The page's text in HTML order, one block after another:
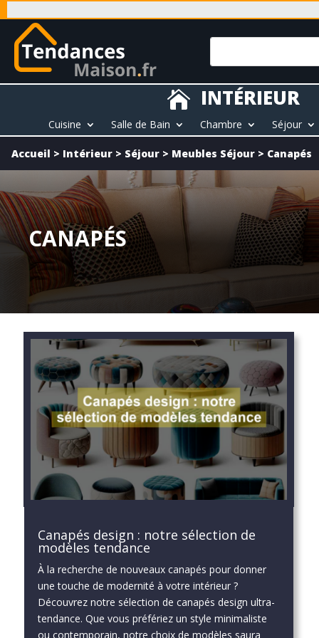
 INTÉRIEUR
Cuisine Salle de Bain Chambre Séjour
Accueil > Intérieur > Séjour > Meubles Séjour > Canapés
CANAPÉS
Canapés design : notre sélection de
modèles tendance
À la recherche de nouveaux canapés pour donner
une touche de modernité à votre intérieur ?
Découvrez notre sélection de canapés design ultra-
tendance. Que vous préfériez un style minimaliste
ou contemporain, notre choix de modèles saura